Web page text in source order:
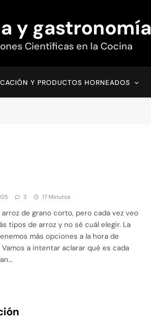
y gastronomía
Científicas en la Cocina
Y PRODUCTOS HORNEADOS
3 17 Minutos
de grano corto, pero cada vez veo
tipos de arroz y no sé cuál elegir. La
más opciones a la hora de
a intentar aclarar qué es cada